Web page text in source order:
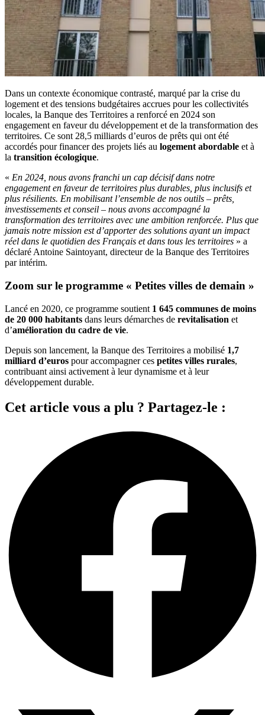
Dans un contexte économique contrasté, marqué par la crise du
logement et des tensions budgétaires accrues pour les collectivités
locales, la Banque des Territoires a renforcé en 2024 son
engagement en faveur du développement et de la transformation des
territoires. Ce sont 28,5 milliards d’euros de prêts qui ont été
accordés pour financer des projets liés au logement abordable et à
la transition écologique.
« En 2024, nous avons franchi un cap décisif dans notre
engagement en faveur de territoires plus durables, plus inclusifs et
plus résilients. En mobilisant l’ensemble de nos outils – prêts,
investissements et conseil – nous avons accompagné la
transformation des territoires avec une ambition renforcée. Plus que
jamais notre mission est d’apporter des solutions ayant un impact
réel dans le quotidien des Français et dans tous les territoires » a
déclaré Antoine Saintoyant, directeur de la Banque des Territoires
par intérim.
Zoom sur le programme « Petites villes de demain »
Lancé en 2020, ce programme soutient 1 645 communes de moins
de 20 000 habitants dans leurs démarches de revitalisation et
d’amélioration du cadre de vie.
Depuis son lancement, la Banque des Territoires a mobilisé 1,7
milliard d’euros pour accompagner ces petites villes rurales,
contribuant ainsi activement à leur dynamisme et à leur
développement durable.
Cet article vous a plu ? Partagez-le :